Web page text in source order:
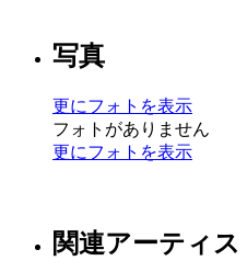
写真
更にフォトを表示
フォトがありません
更にフォトを表示
関連アーティス